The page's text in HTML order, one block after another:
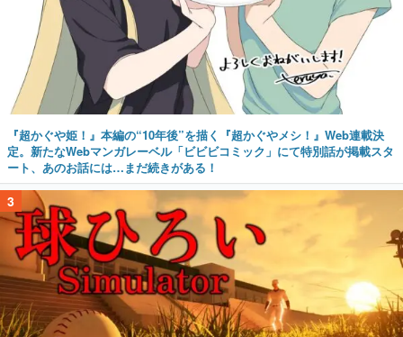
『超かぐや姫！』本編の“10年後”を描く『超かぐやメシ！』Web連載決
定。新たなWebマンガレーベル「ビビビコミック」にて特別話が掲載スタ
ート、あのお話には…まだ続きがある！
3